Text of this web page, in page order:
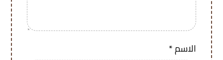
الاسم*